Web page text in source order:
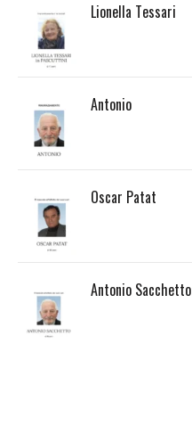
Lionella Tessari
Antonio
Oscar Patat
Antonio Sacchetto